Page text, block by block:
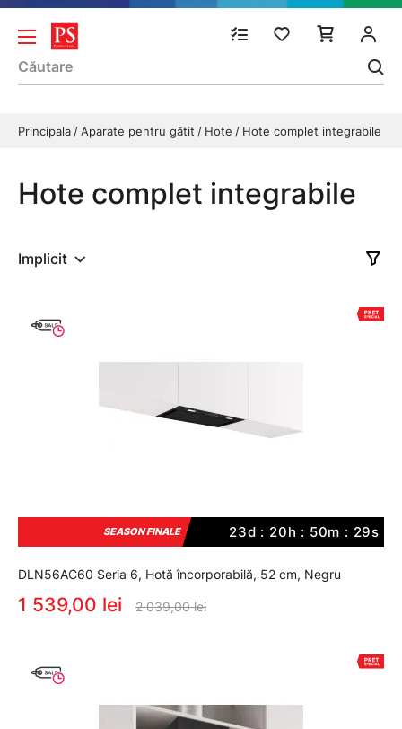
Principala Aparate pentru gătit Hote Hote complet integrabile
Hote complet integrabile
Implicit
SEASON FINALE 23d : 20h : 50m : 29s
DLN56AC60 Seria 6, Hotă încorporabilă, 52 cm, Negru
1 539,00 lei 2 039,00 lei